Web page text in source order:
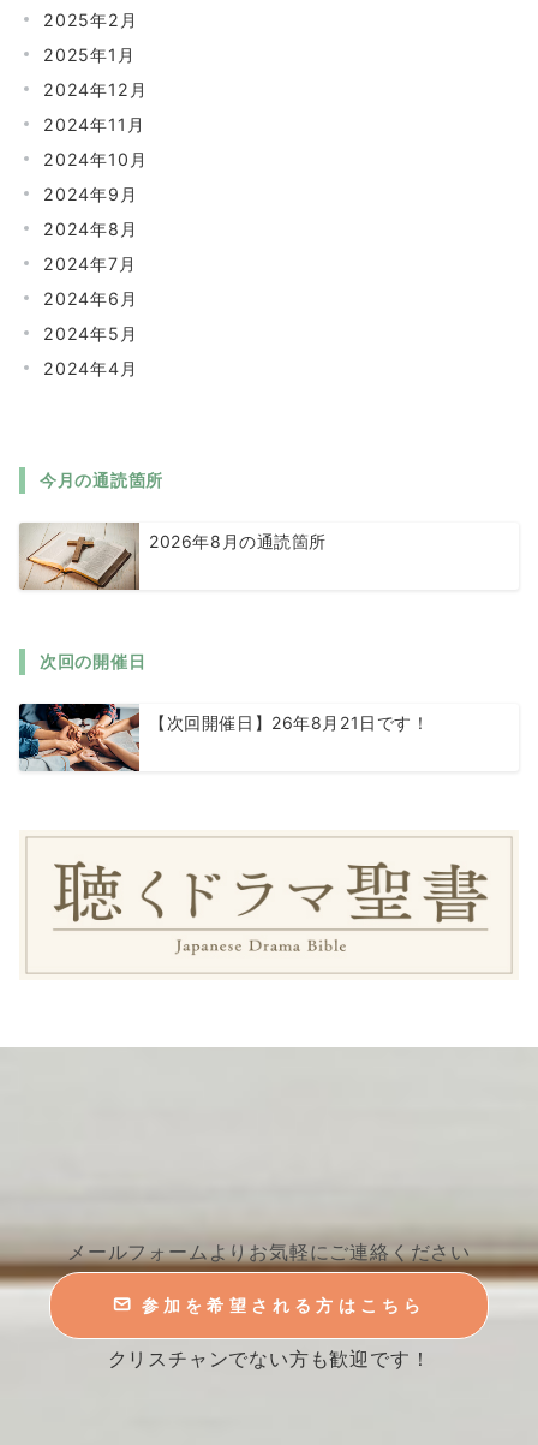
2025年2月
2025年1月
2024年12月
2024年11月
2024年10月
2024年9月
2024年8月
2024年7月
2024年6月
2024年5月
2024年4月
今月の通読箇所
2026年8月の通読箇所
次回の開催日
【次回開催日】26年8月21日です！
メールフォームよりお気軽にご連絡ください
参加を希望される方はこちら
クリスチャンでない方も歓迎です！